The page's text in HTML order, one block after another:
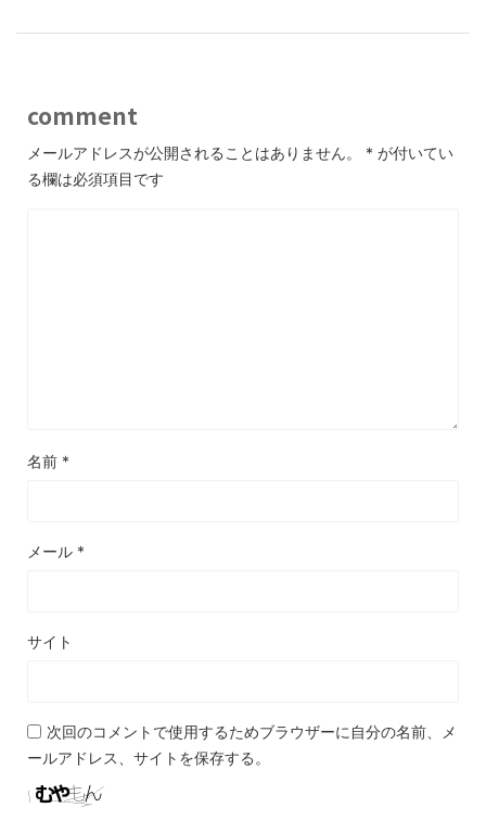
comment
メールアドレスが公開されることはありません。 * が付いてい
る欄は必須項目です
名前 *
メール *
サイト
次回のコメントで使用するためブラウザーに自分の名前、メ
ールアドレス、サイトを保存する。